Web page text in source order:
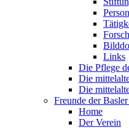
Links
Die Pflege
Die
Die
Freunde der
Home
Der Verein